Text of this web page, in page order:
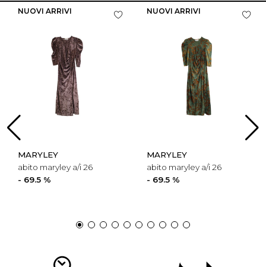
NUOVI ARRIVI
MARYLEY
abito maryley a/i 26
- 69.5 %
NUOVI ARRIVI
MARYLEY
abito maryley a/i 26
- 69.5 %